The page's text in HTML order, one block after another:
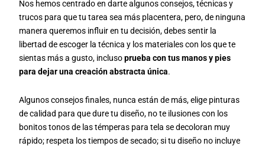
Nos hemos centrado en darte algunos consejos, técnicas y
trucos para que tu tarea sea más placentera, pero, de ninguna
manera queremos influir en tu decisión, debes sentir la
libertad de escoger la técnica y los materiales con los que te
sientas más a gusto, inclusoprueba con tus manos y pies
para dejar una creación abstracta única.
Algunos consejos finales, nunca están de más, elige pinturas
de calidad para que dure tu diseño, no te ilusiones con los
bonitos tonos de las témperas para tela se decoloran muy
rápido; respeta los tiempos de secado; si tu diseño no incluye